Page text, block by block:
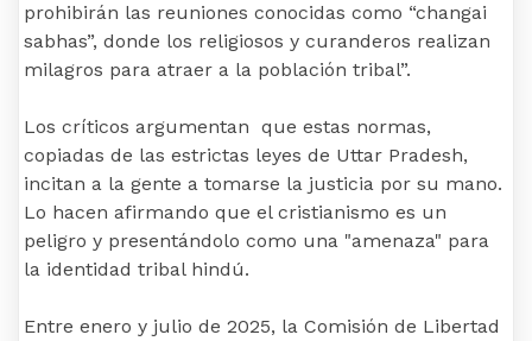
prohibirán las reuniones conocidas como “changai
sabhas”, donde los religiosos y curanderos realizan
milagros para atraer a la población tribal”.
Los críticos argumentan que estas normas,
copiadas de las estrictas leyes de Uttar Pradesh,
incitan a la gente a tomarse la justicia por su mano.
Lo hacen afirmando que el cristianismo es un
peligro y presentándolo como una "amenaza" para
la identidad tribal hindú.
Entre enero y julio de 2025, la Comisión de Libertad